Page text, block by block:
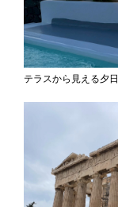
テラスから見える夕日